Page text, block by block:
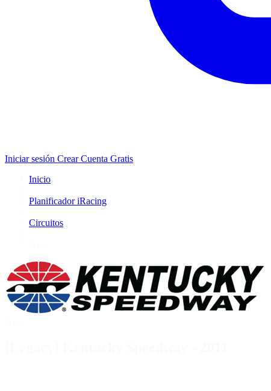
Iniciar sesión Crear Cuenta Gratis
Inicio
Planificador iRacing
Circuitos